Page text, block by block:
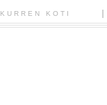
KURREN KOTI